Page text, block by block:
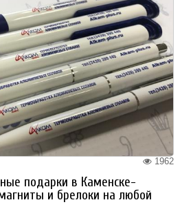
1962
подарки в Каменске-
и брелоки на любой